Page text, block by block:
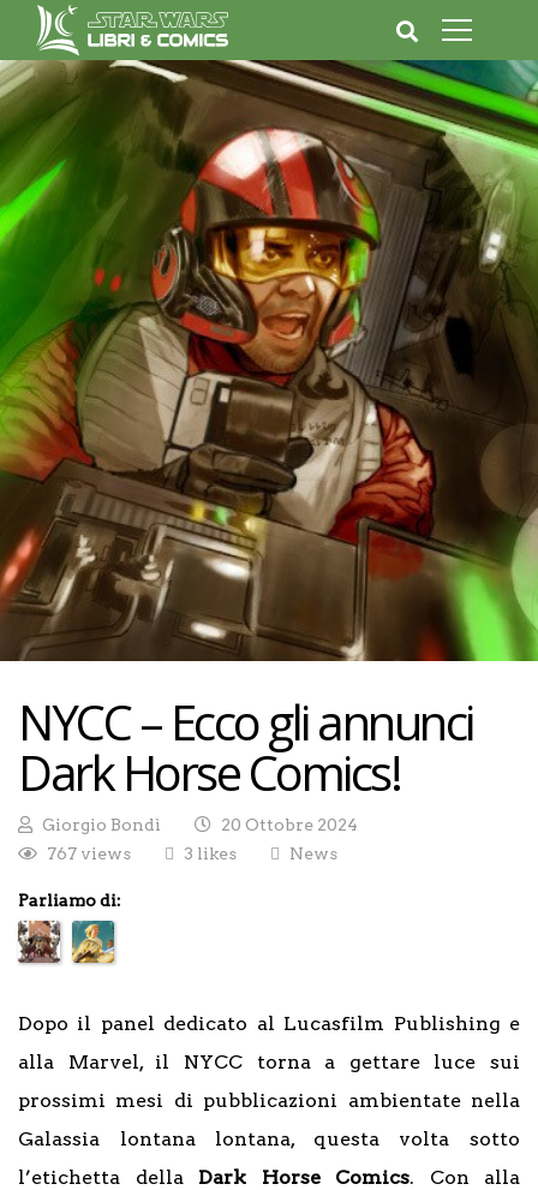
NYCC – Ecco gli annunci
Dark Horse Comics!
Giorgio Bondì
20 Ottobre 2024
767 views
3 likes News
Parliamo di:
Dopo il panel dedicato al Lucasfilm Publishing e
alla Marvel, il NYCC torna a gettare luce sui
prossimi mesi di pubblicazioni ambientate nella
Galassia lontana lontana, questa volta sotto
l’etichetta della Dark Horse Comics. Con alla